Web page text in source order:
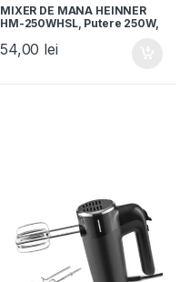
MIXER DE MANA HEINNER
HM-250WHSL, Putere 250W,
54,00 lei